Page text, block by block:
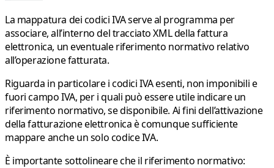
La mappatura dei codici IVA serve al programma per
associare, all’interno del tracciato XML della fattura
elettronica, un eventualeriferimento normativo relativo
all’operazione fatturata.
Riguarda in particolare i codici IVAesenti, non imponibili e
fuori campo IVA, per i quali può essere utile indicare un
riferimento normativo, se disponibile. Ai fini dell’attivazione
della fatturazione elettronica è comunque sufficiente
mappare anche un solo codice IVA.
È importante sottolineare che il riferimento normativo: